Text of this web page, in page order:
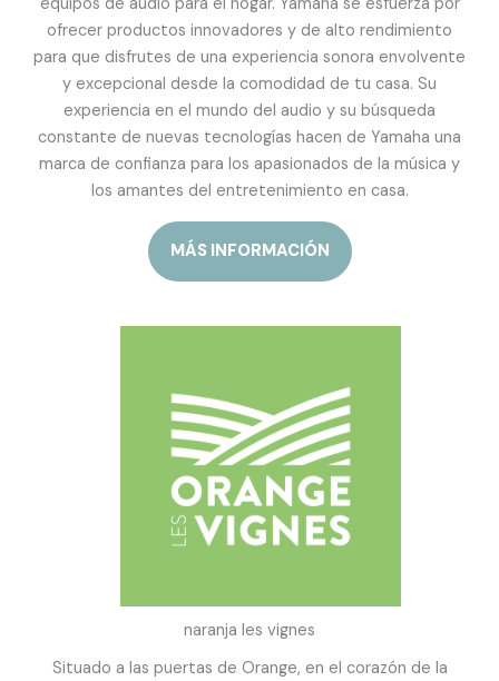
ofrecer productos innovadores y de alto rendimiento
para que disfrutes de una experiencia sonora envolvente
y excepcional desde la comodidad de tu casa. Su
experiencia en el mundo del audio y su búsqueda
constante de nuevas tecnologías hacen de Yamaha una
marca de confianza para los apasionados de la música y
los amantes del entretenimiento en casa.
MÁS INFORMACIÓN
naranja les vignes
Situado a las puertas de Orange, en el corazón de la